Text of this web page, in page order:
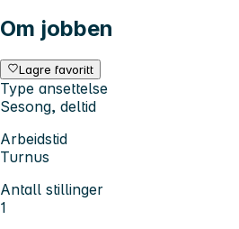
Om jobben
Lagre favoritt
Type ansettelse
Sesong, deltid
Arbeidstid
Turnus
Antall stillinger
1